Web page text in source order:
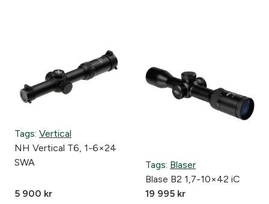
Tags: Vertical
NH Vertical T6, 1-6×24
SWA
5 900 kr
Tags: Blaser
Blase B2 1,7-10×42 iC
19 995 kr